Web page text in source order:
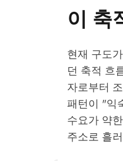
이 축
현재 구도
던 축적 흐
자로부터
패턴이 "익
수요가 약
주소로 흘